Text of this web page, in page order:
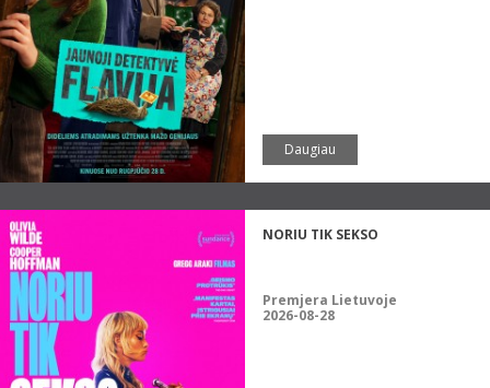
Daugiau
NORIU TIK SEKSO
Premjera Lietuvoje
2026-08-28